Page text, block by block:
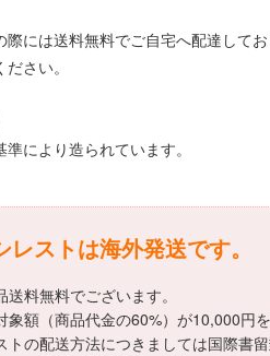
際には送料無料でご自宅へ配達して
さい。
により造られています。
レストは海外発送です。
送料無料でございます。
象額（商品代金の60%）が10,000円
トの配送方法につきましては国際書